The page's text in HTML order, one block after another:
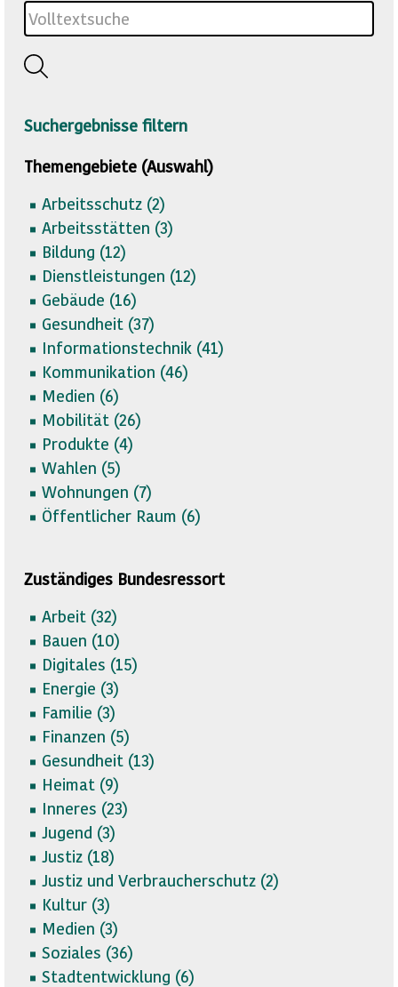
Suchergebnisse filtern
Themengebiete (Auswahl)
Arbeitsschutz (2)
Arbeitsstätten (3)
Bildung (12)
Dienstleistungen (12)
Gebäude (16)
Gesundheit (37)
Informationstechnik (41)
Kommunikation (46)
Medien (6)
Mobilität (26)
Produkte (4)
Wahlen (5)
Wohnungen (7)
Öffentlicher Raum (6)
Zuständiges Bundesressort
Arbeit (32)
Bauen (10)
Digitales (15)
Energie (3)
Familie (3)
Finanzen (5)
Gesundheit (13)
Heimat (9)
Inneres (23)
Jugend (3)
Justiz (18)
Justiz und Verbraucherschutz (2)
Kultur (3)
Medien (3)
Soziales (36)
Stadtentwicklung (6)